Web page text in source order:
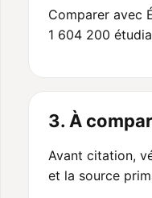
Comparer avec
1 604 200
3. À
Avant citation,
et la source